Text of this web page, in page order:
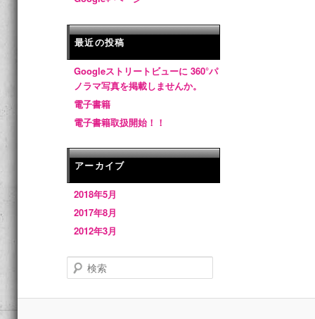
最近の投稿
Googleストリートビューに 360°パ
ノラマ写真を掲載しませんか。
電子書籍
電子書籍取扱開始！！
アーカイブ
2018年5月
2017年8月
2012年3月
検
索